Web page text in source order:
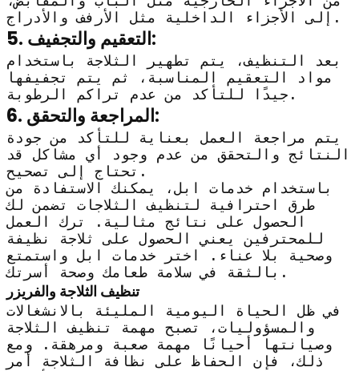
إلى الأجزاء الداخلية مثل الأرفف والأدراج.
5. التعقيم والتجفيف:
بعد التنظيف، يتم تطهير الثلاجة باستخدام
مواد التعقيم المناسبة، ثم يتم تجفيفها
جيدًا للتأكد من عدم تراكم الرطوبة.
6. المراجعة والتحقق:
يتم مراجعة العمل بعناية للتأكد من جودة
النتائج والتحقق من عدم وجود أي مشاكل قد
تحتاج إلى تصحيح.
باستخدام خدمات ابل، يمكنك الاستفادة من
طرق احترافية لتنظيف الثلاجات تضمن لك
الحصول على نتائج مثالية. ترك العمل
للمحترفين يعني الحصول على ثلاجة نظيفة
وصحية بلا عناء. اختر خدمات ابل واستمتع
بالثقة في سلامة طعامك وصحة أسرتك.
تنظيف الثلاجة والفريزر
في ظل الحياة اليومية المليئة بالانشغالات
والمسؤوليات، تصبح مهمة تنظيف الثلاجة
وصيانتها أحيانًا مهمة صعبة ومرهقة. ومع
ذلك، فإن الحفاظ على نظافة الثلاجة أمر